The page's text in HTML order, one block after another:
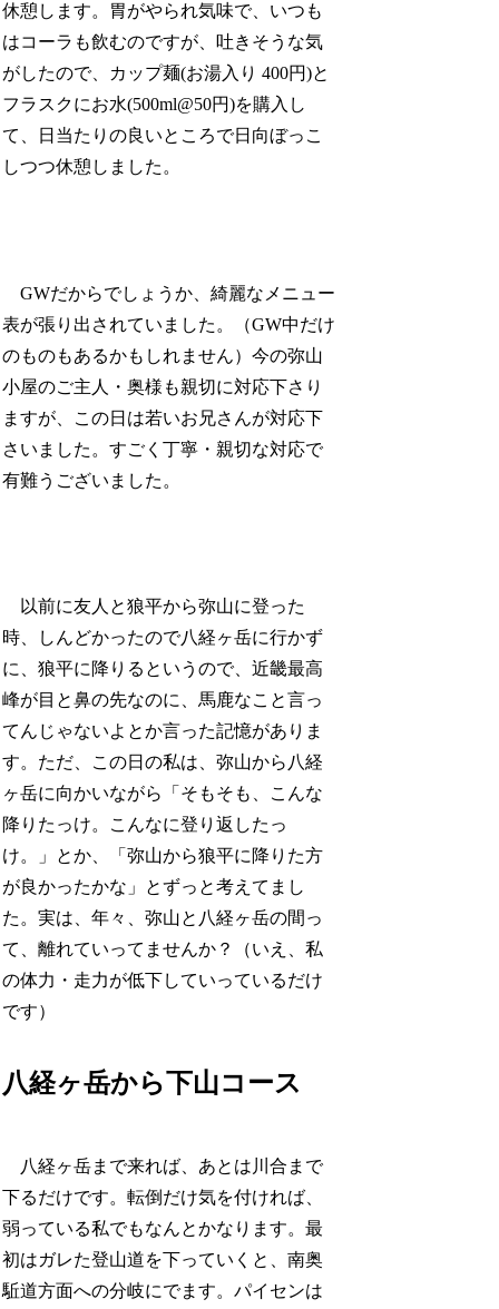
休憩します。胃がやられ気味で、いつも
はコーラも飲むのですが、吐きそうな気
がしたので、カップ麺(お湯入り 400円)と
フラスクにお水(500ml@50円)を購入し
て、日当たりの良いところで日向ぼっこ
しつつ休憩しました。
GWだからでしょうか、綺麗なメニュー
表が張り出されていました。（GW中だけ
のものもあるかもしれません）今の弥山
小屋のご主人・奥様も親切に対応下さり
ますが、この日は若いお兄さんが対応下
さいました。すごく丁寧・親切な対応で
有難うございました。
以前に友人と狼平から弥山に登った
時、しんどかったので八経ヶ岳に行かず
に、狼平に降りるというので、近畿最高
峰が目と鼻の先なのに、馬鹿なこと言っ
てんじゃないよとか言った記憶がありま
す。ただ、この日の私は、弥山から八経
ヶ岳に向かいながら「そもそも、こんな
降りたっけ。こんなに登り返したっ
け。」とか、「弥山から狼平に降りた方
が良かったかな」とずっと考えてまし
た。実は、年々、弥山と八経ヶ岳の間っ
て、離れていってませんか？（いえ、私
の体力・走力が低下していっているだけ
です）
八経ヶ岳から下山コース
八経ヶ岳まで来れば、あとは川合まで
下るだけです。転倒だけ気を付ければ、
弱っている私でもなんとかなります。最
初はガレた登山道を下っていくと、南奥
駈道方面への分岐にでます。パイセンは